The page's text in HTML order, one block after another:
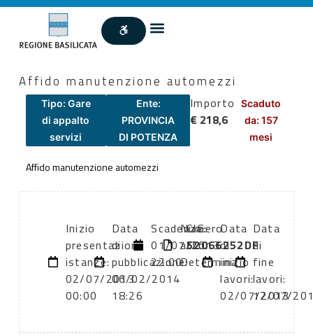
Affido manutenzione automezzi
Tipo: Gare
di appalto
servizi
Ente:
PROVINCIA
DI POTENZA
Importo
€ 218,6
Scaduto
da: 157
mesi
Affido manutenzione automezzi
Inizio
presentazione
istanze:
02/07/2013
00:00
Data
di
pubblicazione:
06/02/2014
18:26
Scadenza:
01/07/2013
22:00
Numero
atto:
Determina
CIG:
52066252DF
Data
di
inizio
lavori:
02/07/2013
Data
di
fine
lavori:
12/07/